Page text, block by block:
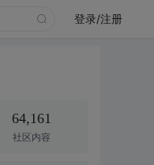
登录/注册
64,161
社区内容